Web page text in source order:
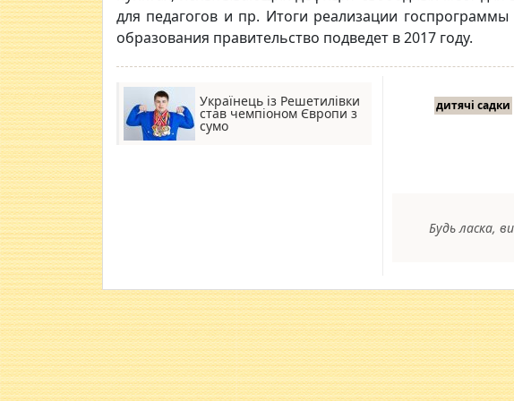
для педагогов и пр. Итоги реализации
образования правительство подведет в 2017 году.
Українець із Решетилівки
став чемпіоном Європи з
сумо
дитячі садки
Будь ласка,